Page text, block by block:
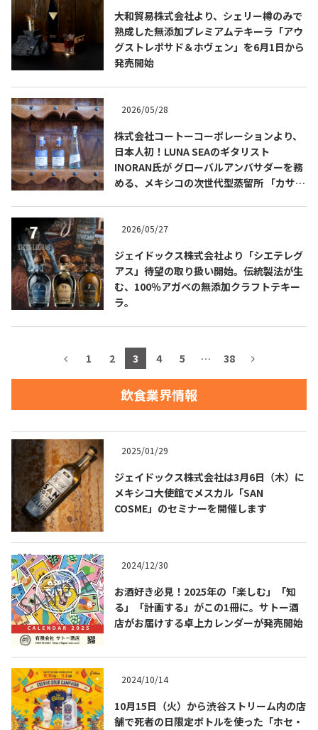
メキシコの記念日 トピックス
お問合せ
COPYRIGHT © JUAST All rights reserved.
大和貿易株式会社より、シェリー樽のみで
熟成した無添加プレミアムテキーラ「アウ
グストレポサド＆ホヴェン」を6月1日から
発売開始
2026/05/28
株式会社コートーコーポレーションより、
日本人初！LUNA SEAのギタリスト
INORAN氏が グローバルアンバサダーを務
める、メキシコの次世代型蒸留所 「カサ・
2026/05/27
ジェイドックス株式会社より「シエテレグ
アス」待望の取り扱い開始。伝統製法が生
む、100％アガベの無添加クラフトテキー
ラ。
1 2 3 4 5 … 38
飲食業界情報
2025/01/29
ジェイドックス株式会社は3月6日（木）に
メキシコ大使館でメスカル「SAN
COSME」のセミナーを開催します
2024/12/30
お酒好き必見！2025年の「楽しむ」「知
る」「計画する」がこの1冊に。サトー酒
店がお届けする卓上カレンダーが発売開始
2024/10/14
10月15日（火）から渋谷ストリーム内の店
舗で死者の日限定ボトルを使った「ホセ・